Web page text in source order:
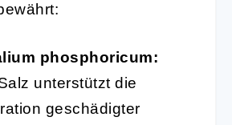
phosphoricum:
unterstützt die
geschädigter